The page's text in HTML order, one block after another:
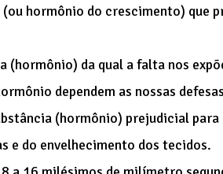
hormônio do crescimento) que
(hormônio) da qual a falta nos
dependem as nossas
(hormônio) prejudicial
e do envelhecimento dos tecidos.